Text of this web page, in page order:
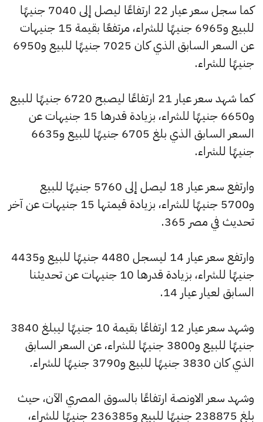
كما سجل سعر عيار 22 ارتفاعًا ليصل إلى 7040 جنيهًا
للبيع و6965 جنيهًا للشراء، مرتفعًا بقيمة 15 جنيهات
عن السعر السابق الذي كان 7025 جنيهًا للبيع و6950
جنيهًا للشراء.
كما شهد سعر عيار 21 ارتفاعًا ليصبح 6720 جنيهًا للبيع
و6650 جنيهًا للشراء، بزيادة قدرها 15 جنيهات عن
السعر السابق الذي بلغ 6705 جنيهًا للبيع و6635
جنيهًا للشراء.
وارتفع سعر عيار 18 ليصل إلى 5760 جنيهًا للبيع
و5700 جنيهًا للشراء، بزيادة قيمتها 15 جنيهات عن آخر
تحديث في مصر 365.
وارتفع سعر عيار 14 ليسجل 4480 جنيهًا للبيع و4435
جنيهًا للشراء، بزيادة قدرها 10 جنيهات عن تحديثنا
السابق لعيار عيار 14.
وشهد سعر عيار 12 ارتفاعًا بقيمة 10 جنيهًا ليبلغ 3840
جنيهًا للبيع و3800 جنيهًا للشراء، عن السعر السابق
الذي كان 3830 جنيهًا للبيع و3790 جنيهًا للشراء.
وشهد سعر الاونصة ارتفاعًا بالسوق المصري الآن، حيث
بلغ 238875 جنيهًا للبيع و236385 جنيهًا للشراء،